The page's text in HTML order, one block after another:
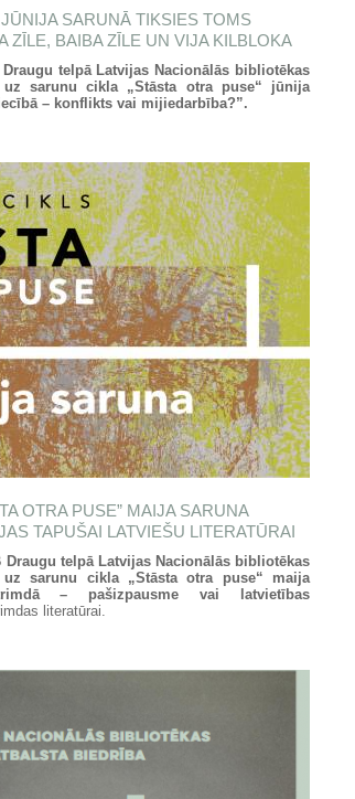
JŪNIJA SARUNĀ TIKSIES TOMS
ZĪLE, BAIBA ZĪLE UN VIJA KILBLOKA
telpā Latvijas Nacionālās bibliotēkas
uz sarunu cikla „Stāsta otra puse“ jūnija
– konflikts vai mijiedarbība?”.
ZĪLE UN VIJA KILBLOKA
OTRA PUSE” MAIJA SARUNA
TAPUŠAI LATVIEŠU LITERATŪRAI
Draugu telpā Latvijas Nacionālās bibliotēkas
uz sarunu cikla „Stāsta otra puse“ maija
– pašizpausme vai latvietības
literatūrai.
LATVIEŠU LITERATŪRAI